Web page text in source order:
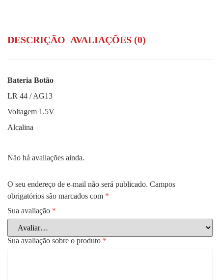
DESCRIÇÃO AVALIAÇÕES (0)
Bateria Botão
LR 44 / AG13
Voltagem 1.5V
Alcalina
Não há avaliações ainda.
O seu endereço de e-mail não será publicado. Campos
obrigatórios são marcados com *
Sua avaliação *
Sua avaliação sobre o produto *